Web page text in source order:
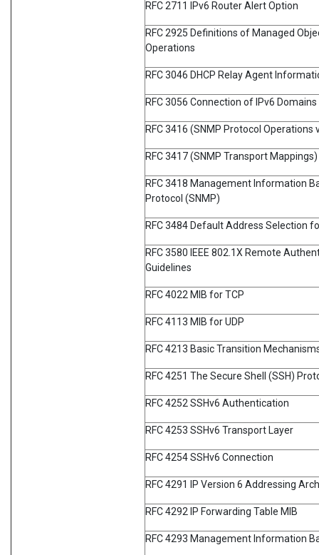
RFC 2711 IPv6 Router Alert Option
RFC 2925 Definitions of Managed
Operations
RFC 3046 DHCP Relay Agent
RFC 3056 Connection of IPv6
RFC 3416 (SNMP Protocol Operations
RFC 3417 (SNMP Transport Mappings)
RFC 3418 Management Information
Protocol (SNMP)
RFC 3484 Default Address Selection
RFC 3580 IEEE 802.1X Remote
Guidelines
RFC 4022 MIB for TCP
RFC 4113 MIB for UDP
RFC 4213 Basic Transition
RFC 4251 The Secure Shell (SSH)
RFC 4252 SSHv6 Authentication
RFC 4253 SSHv6 Transport Layer
RFC 4254 SSHv6 Connection
RFC 4291 IP Version 6 Addressing
RFC 4292 IP Forwarding Table MIB
RFC 4293 Management Information